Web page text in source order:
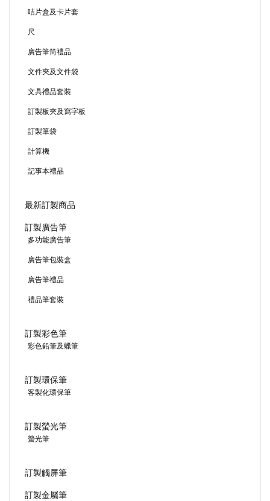
咭片盒及卡片套
尺
廣告筆筒禮品
文件夾及文件袋
文具禮品套裝
訂製板夾及寫字板
訂製筆袋
計算機
記事本禮品
最新訂製商品
訂製廣告筆
多功能廣告筆
廣告筆包裝盒
廣告筆禮品
禮品筆套裝
訂製彩色筆
彩色鉛筆及蠟筆
訂製環保筆
客製化環保筆
訂製螢光筆
螢光筆
訂製觸屏筆
訂製金屬筆